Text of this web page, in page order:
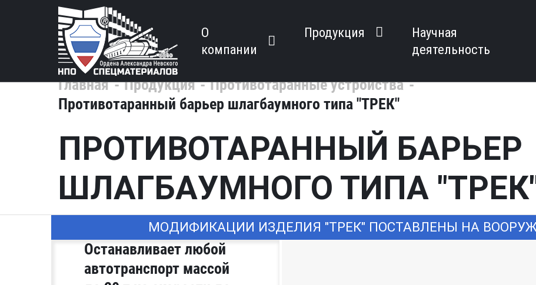
О
компании
Продукция
Научная
деятельность
Главная Продукция
Противотаранные устройства
Противотаранный барьер шлагбаумного типа "ТРЕК"
ПРОТИВОТАРАННЫЙ БАРЬЕР
ШЛАГБАУМНОГО ТИПА
МОДИФИКАЦИИ ИЗДЕЛИЯ "ТРЕК" ПОСТАВЛЕНЫ НА
Останавливает любой
автотранспорт массой